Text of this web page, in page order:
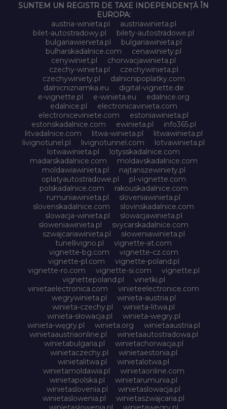
SUNTEM UN REGISTR DE TAXE INDEPENDENȚĂ ÎN
EUROPA:
austria-winieta.pl
austriawinieta.pl
bilet-autostradowy.pl
bilety-autostradowe.pl
bulgariawienieta.pl
bulgariawinieta.pl
bulharskadalnice.com
cenawiniety.pl
cenywiniet.pl
chorwacjawinieta.pl
czechy-winieta.pl
czechywinieta.pl
czechywiniety.pl
dalnicnipoplatky.com
dalnicniznamka.eu
digital-vignette.de
e-vignette.pl
e-winieta.eu
edalnice.org
edalnice.pl
electronicavinieta.com
electroniceviniete.com
estoniawinieta.pl
estonskadalnice.com
ewinieta.pl
info365.pl
litvadalnice.com
litwa-winieta.pl
litwawinieta.pl
livignotunel.pl
livignotunnel.com
lotvawinieta.pl
lotwawinieta.pl
lotysskadalnice.com
madarskadalnice.com
moldavskadalnice.com
moldawiawinieta.pl
najtanszewiniety.pl
oplatyautostradowe.pl
pl-vignette.com
polskadalnice.com
rakouskadalnice.com
rumuniawinieta.pl
sloveniawinieta.pl
slovenskadalnice.com
slovinskadalnice.com
slowacja-winieta.pl
slowacjawinieta.pl
sloweniawinieta.pl
svycarskadalnice.com
szwajcariawinieta.pl
słoweniawinieta.pl
tunellivigno.pl
vignette-at.com
vignette-bg.com
vignette-cz.com
vignette-pl.com
vignette-poland.pl
vignette-ro.com
vignette-si.com
vignette.pl
vignettepoland.pl
vinetki.pl
vinietaelectronica.com
vinieteelectronice.com
wegrywinieta.pl
winieta-austria.pl
winieta-czechy.pl
winieta-litwa.pl
winieta-słowacja.pl
winieta-wegry.pl
winieta-węgry.pl
winieta.org
winietaaustria.pl
winietaaustriaonline.pl
winietaautostradowa.pl
winietabulgaria.pl
winietachorwacja.pl
winietaczechy.pl
winietaestonia.pl
winietalitwa.pl
winietalotwa.pl
winietamoldawia.pl
winietaonline.com
winietapolska.pl
winietarumunia.pl
winietaslovenia.pl
winietaslowacja.pl
winietaslowenia.pl
winietaszwajcaria.pl